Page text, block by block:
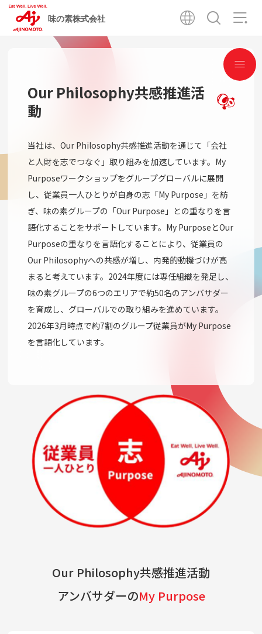
味の素株式会社
Our Philosophy共感推進活
動
当社は、Our Philosophy共感推進活動を通じて「会社
と人財を志でつなぐ」取り組みを加速しています。My
Purposeワークショップをグループグローバルに展開
し、従業員一人ひとりが自身の志「My Purpose」を紡
ぎ、味の素グループの「Our Purpose」との重なりを言
語化することをサポートしています。My PurposeとOur
Purposeの重なりを言語化することにより、従業員の
Our Philosophyへの共感が増し、内発的動機づけが高
まると考えています。2024年度には専任組織を発足し、
味の素グループの6つのエリアで約50名のアンバサダー
を育成し、グローバルでの取り組みを進めています。
2026年3月時点で約7割のグループ従業員がMy Purpose
を言語化しています。
Our Philosophy共感推進活動
アンバサダーのMy Purpose